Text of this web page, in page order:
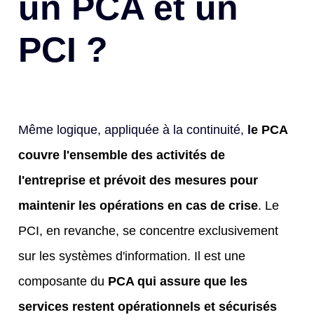
un PCA et un
PCI ?
Même logique, appliquée à la continuité, le PCA
couvre l'ensemble des activités de
l'entreprise et prévoit des mesures pour
maintenir les opérations en cas de crise. Le
PCI, en revanche, se concentre exclusivement
sur les systèmes d'information. Il est une
composante du PCA qui assure que les
services restent opérationnels et sécurisés